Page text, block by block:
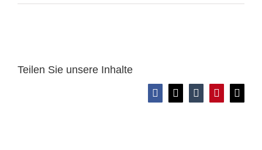
Teilen Sie unsere Inhalte
Facebook
X TumblrPinterest
E-